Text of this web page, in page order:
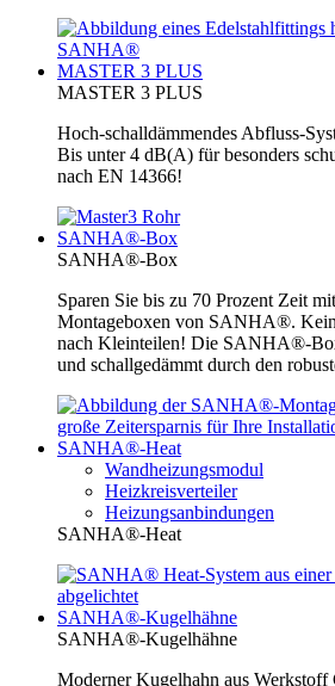
MASTER 3 PLUS
MASTER 3 PLUS
Hoch-schalldämmendes Abfluss-
Bis unter 4 dB(A) für besonders
nach EN 14366!
SANHA®-Box
SANHA®-Box
Sparen Sie bis zu 70 Prozent Zeit
Montageboxen von SANHA®.
nach Kleinteilen! Die SANHA®-
und schallgedämmt durch den
SANHA®-Heat
Wandheizungsmodul
Heizkreisverteiler
Heizungsanbindungen
SANHA®-Heat
SANHA®-Kugelhähne
SANHA®-Kugelhähne
Moderner Kugelhahn aus